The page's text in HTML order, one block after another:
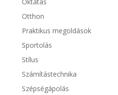
Otthon
Praktikus megoldások
Sportolás
Stílus
Számítástechnika
Szépségápolás